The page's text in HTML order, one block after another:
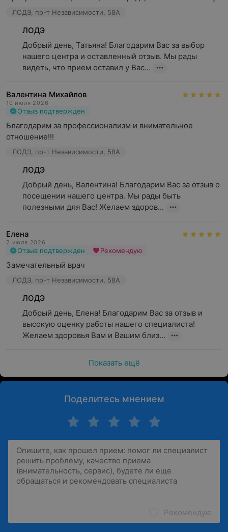
ЛОДЭ, пр-т Независимости, 58А
ЛОДЭ
Добрый день, Татьяна! Благодарим Вас за выбор
нашего центра и оставленный отзыв. Мы рады
видеть, что прием оставил у Вас...
Валентина Михайлов
10 июля 2026
Отзыв подтвержден
Благодарим за профессионализм и внимательное
отношение!!!
ЛОДЭ, пр-т Независимости, 58А
ЛОДЭ
Добрый день, Валентина! Благодарим Вас за отзыв о
посещении нашего центра. Мы рады быть
полезными для Вас! Желаем здоров...
Елена
2 июля 2026
Отзыв подтвержден Рекомендую
Замечательный врач
ЛОДЭ, пр-т Независимости, 58А
ЛОДЭ
Добрый день, Елена! Благодарим Вас за отзыв и
высокую оценку работы нашего специалиста!
Желаем здоровья Вам и Вашим близ...
Показать ещё
Поделитесь мнением
Рекомендую